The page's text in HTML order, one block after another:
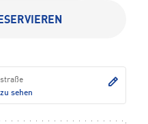
sehen